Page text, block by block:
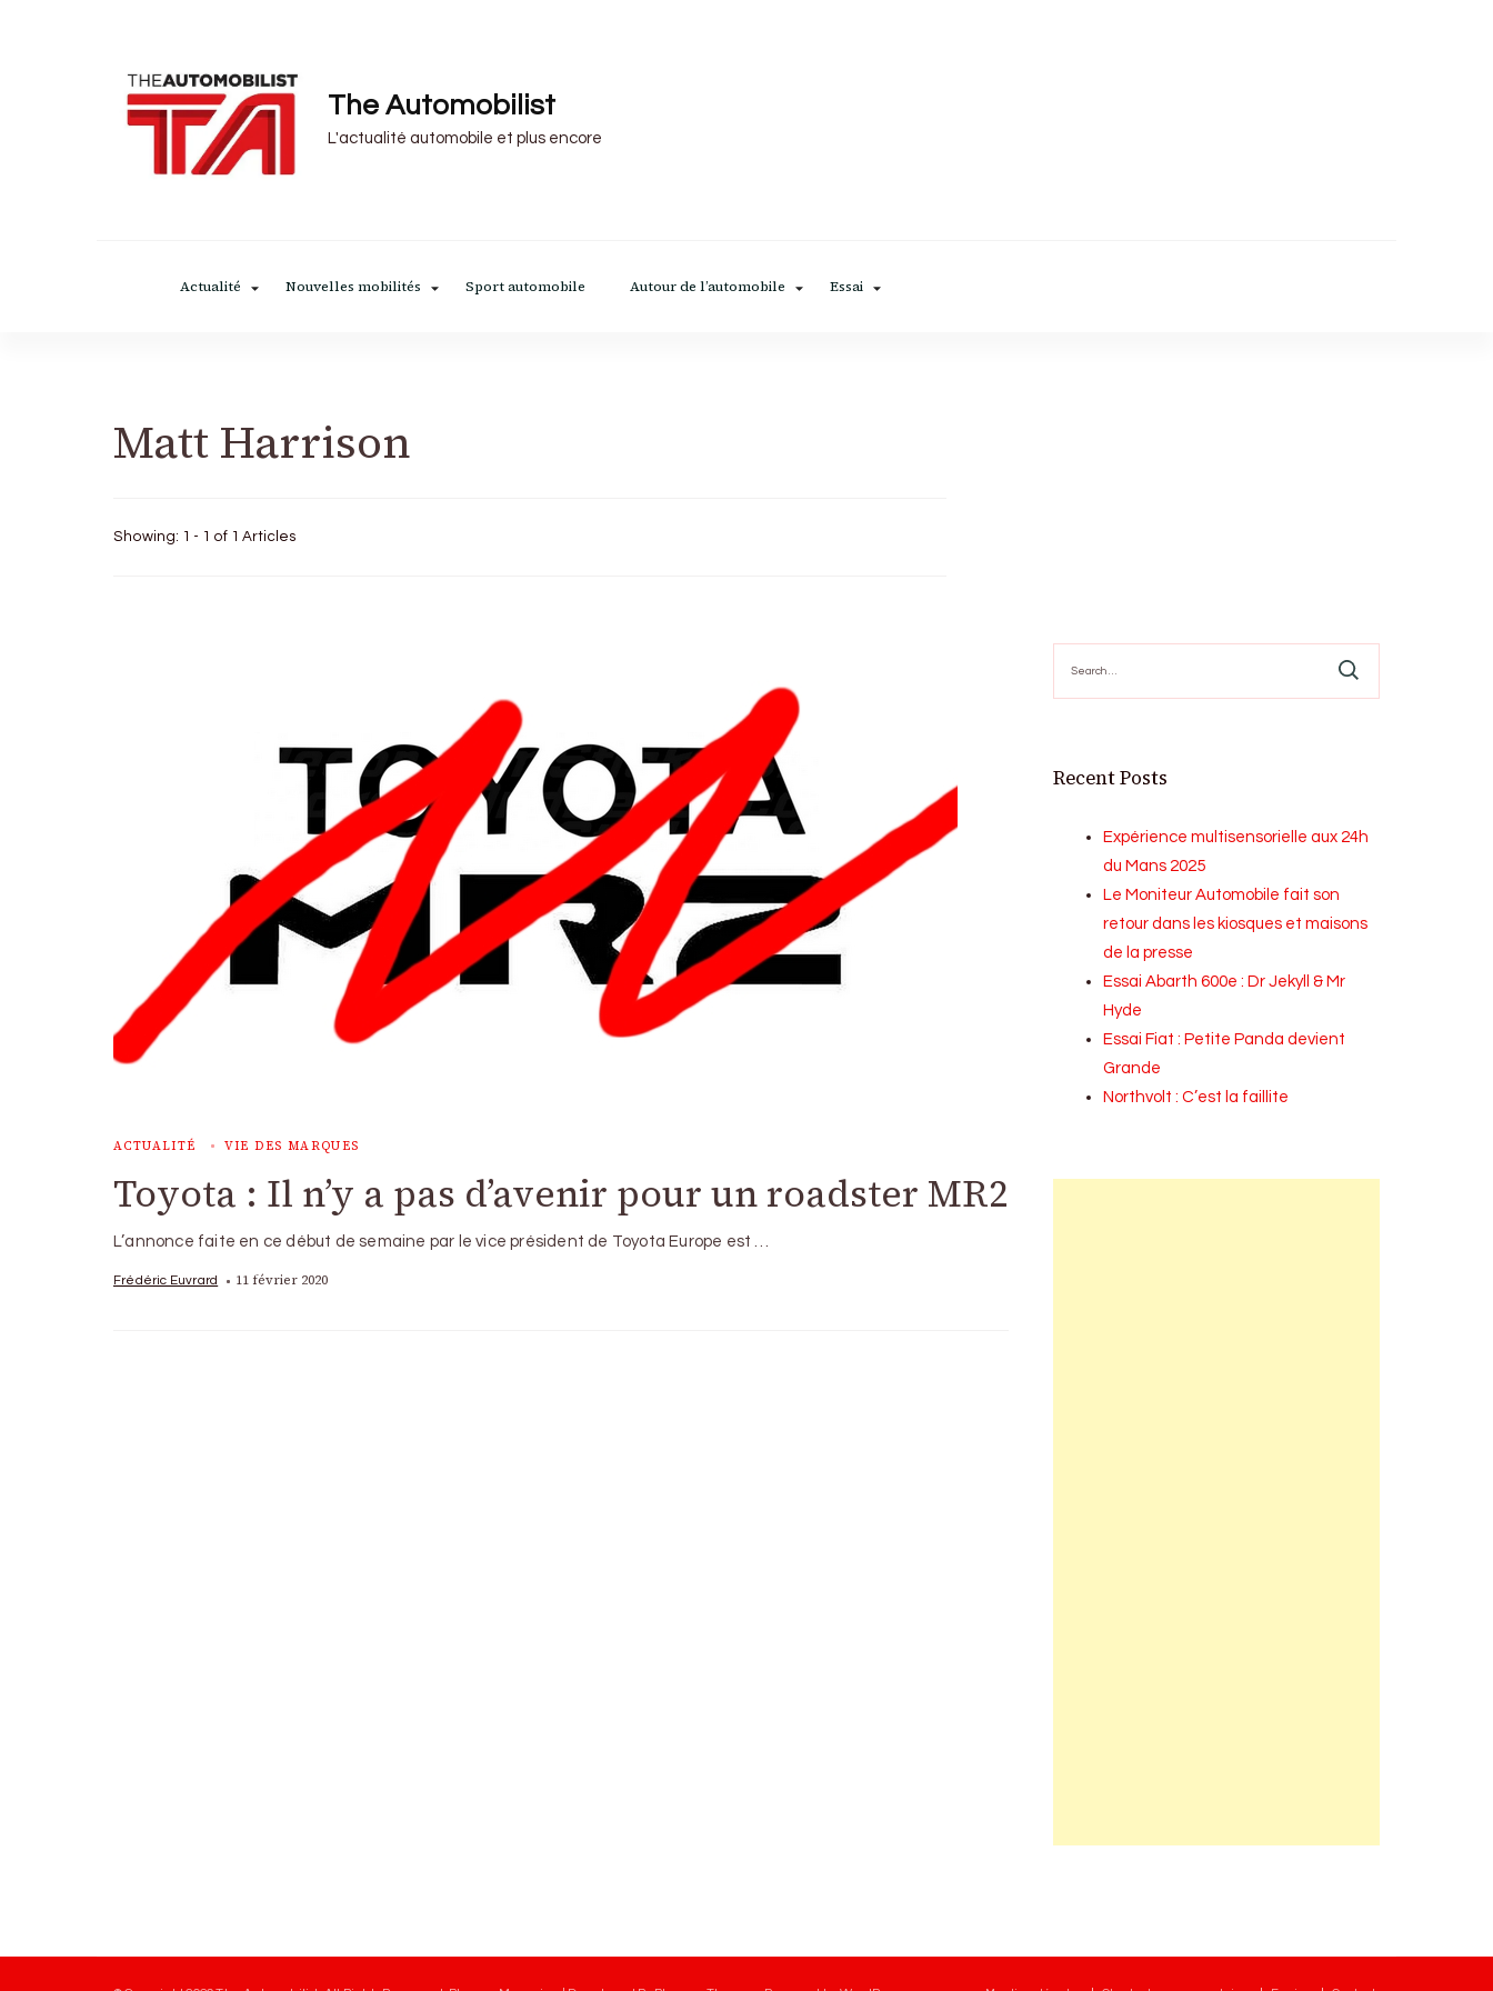
The Automobilist
L'actualité automobile et plus encore
Actualité Nouvelles mobilités Sport automobile Autour de l’automobile Essai
Matt Harrison
Showing: 1 - 1 of 1 Articles
ACTUALITÉ VIE DES MARQUES
Toyota : Il n’y a pas d’avenir pour un roadster MR2
L’annonce faite en ce début de semaine par le vice président de Toyota Europe est …
Frédéric Euvrard 11 février 2020
for:
Recent Posts
Expérience multisensorielle aux 24h
du Mans 2025
Le Moniteur Automobile fait son
retour dans les kiosques et maisons
de la presse
Essai Abarth 600e : Dr Jekyll & Mr
Hyde
Essai Fiat : Petite Panda devient
Grande
Northvolt : C’est la faillite